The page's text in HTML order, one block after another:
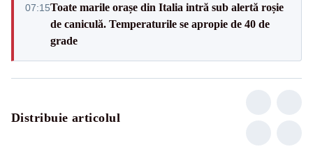
07:15Toate marile orașe din Italia intră sub alertă roșie
de caniculă. Temperaturile se apropie de 40 de
grade
Distribuie articolul